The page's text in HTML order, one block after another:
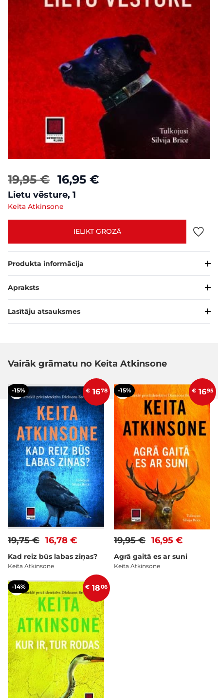
19,95 € 16,95 €
Lietu vēsture, 1
Keita Atkinsone
IELIKT GROZĀ
Produkta informācija
Apraksts
Lasītāju atsauksmes
Vairāk grāmatu no Keita Atkinsone
-15% € 1678
16,78 €
19,75 €
Kad reiz būs labas ziņas?
Keita Atkinsone
-15% € 1695
16,95 €
19,95 €
Agrā gaitā es ar suni
Keita Atkinsone
-14% € 1806